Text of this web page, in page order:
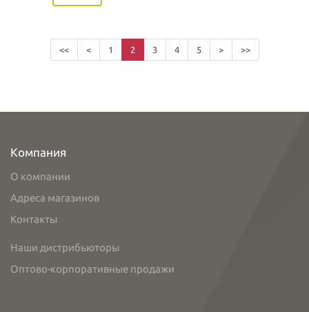
<< < 1 2 3 4 5 > >>
Компания
О компании
Адреса магазинов
Контакты
Наши дистрибьюторы
Оптово-корпоративные продажи